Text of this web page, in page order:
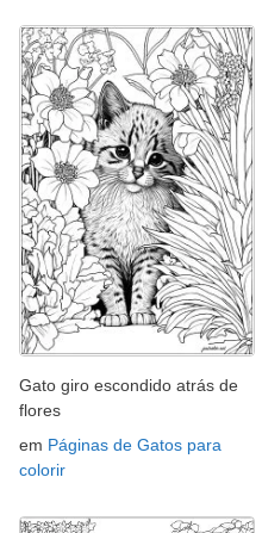
Gato giro escondido atrás de
flores
em Páginas de Gatos para
colorir